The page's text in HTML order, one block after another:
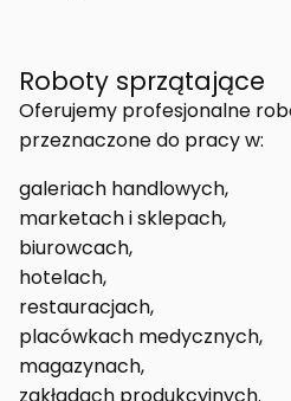
Roboty sprzątające
Oferujemy profesjonalne
przeznaczone do pracy w:
galeriach handlowych,
marketach i sklepach,
biurowcach,
hotelach,
restauracjach,
placówkach medycznych,
magazynach,